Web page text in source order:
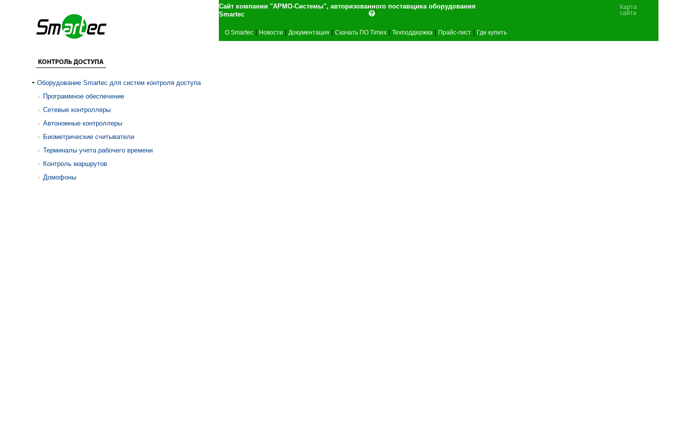
Сайт компании "АРМО-Системы", авторизованного поставщика оборудования
Smartec
Карта
сайта
О Smartec Новости Документация Скачать ПО Timex Техподдержка Прайс-лист Где купить
Оборудование Smartec для систем контроля доступа
Программное обеспечение
Сетевые контроллеры
Автономные контроллеры
Биометрические считыватели
Терминалы учета рабочего времени
Контроль маршрутов
Домофоны